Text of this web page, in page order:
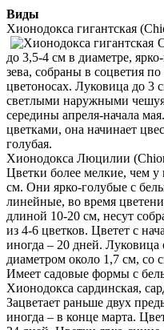
Виды
Хионодокса гигантская
до 3,5-4 см в диаметре,
зева, собраны в соцветия
цветоносах. Луковица до
светлыми наружными
середины апреля-начала
цветками, она начинает
голубая.
Хионодокса Люцилии
Цветки более мелкие, чем
см. Они ярко-голубые с
линейные, во время
длиной 10-20 см, несут
из 4-6 цветков. Цветет с
иногда – 20 дней. Луковица
диаметром около 1,7 см,
Имеет садовые формы с
Хионодокса сардинская,
Зацветает раньше двух
иногда – в конце марта.